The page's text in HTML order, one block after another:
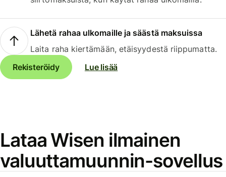
Lähetä rahaa ulkomaille ja säästä maksuissa
Laita raha kiertämään, etäisyydestä riippumatta.
Rekisteröidy
Lue lisää
Lataa Wisen ilmainen
valuuttamuunnin-sovellus